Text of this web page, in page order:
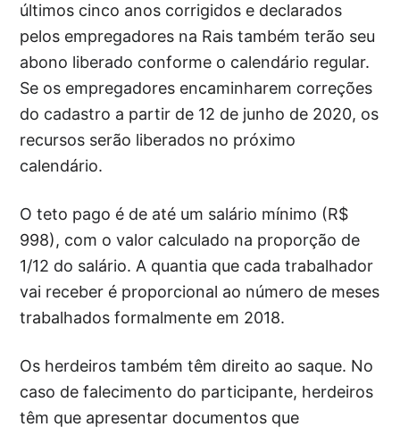
últimos cinco anos corrigidos e declarados
pelos empregadores na Rais também terão seu
abono liberado conforme o calendário regular.
Se os empregadores encaminharem correções
do cadastro a partir de 12 de junho de 2020, os
recursos serão liberados no próximo
calendário.
O teto pago é de até um salário mínimo (R$
998), com o valor calculado na proporção de
1/12 do salário. A quantia que cada trabalhador
vai receber é proporcional ao número de meses
trabalhados formalmente em 2018.
Os herdeiros também têm direito ao saque. No
caso de falecimento do participante, herdeiros
têm que apresentar documentos que